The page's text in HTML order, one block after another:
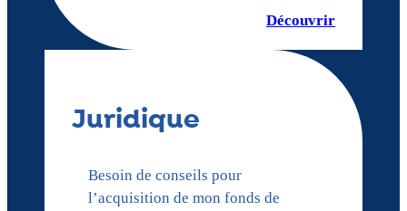
Découvrir
Juridique
Besoin de conseils pour
l’acquisition de mon fonds de